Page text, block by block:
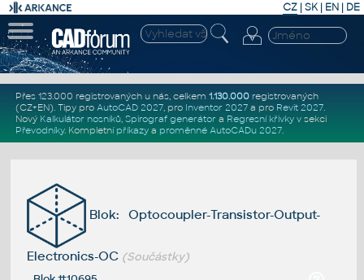
CZ | SK| EN | DE
Přes 123.000 registrovaných u nás, celkem 1.130.000registrovaných
(CZ+EN). Tipy pro AutoCAD 2027, pro Inventor 2027a pro Revit 2027.
Nový Kalkulátor nosníků, Spirograf generátor a Regresní křivkyv sekci
Převodníky. Kompletní příkazya proměnné AutoCADu 2027.
Blok: Optocoupler-Transistor-Output-
Electronics-OC (Součástky)